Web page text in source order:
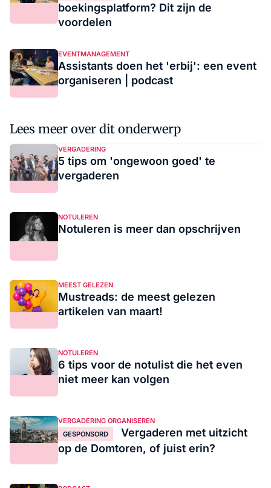
boekingsplatform? Dit zijn de
voordelen
EVENTMANAGEMENT
Assistants doen het 'erbij': een event
organiseren | podcast
Lees meer over dit onderwerp
VERGADERING
5 tips om 'ongewoon goed' te
vergaderen
NOTULEREN
Notuleren is meer dan opschrijven
MEEST GELEZEN
Mustreads: de meest gelezen
artikelen van maart!
NOTULEREN
6 tips voor de notulist die het even
niet meer kan volgen
VERGADERING ORGANISEREN
GESPONSORD
Vergaderen met uitzicht
op de Domtoren, of juist erin?